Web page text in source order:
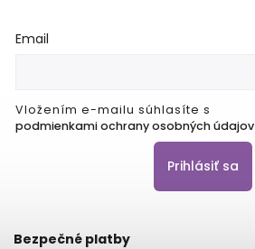
Email
Vložením e-mailu súhlasíte s
podmienkami ochrany osobných údajov
Prihlásiť sa
Bezpečné platby